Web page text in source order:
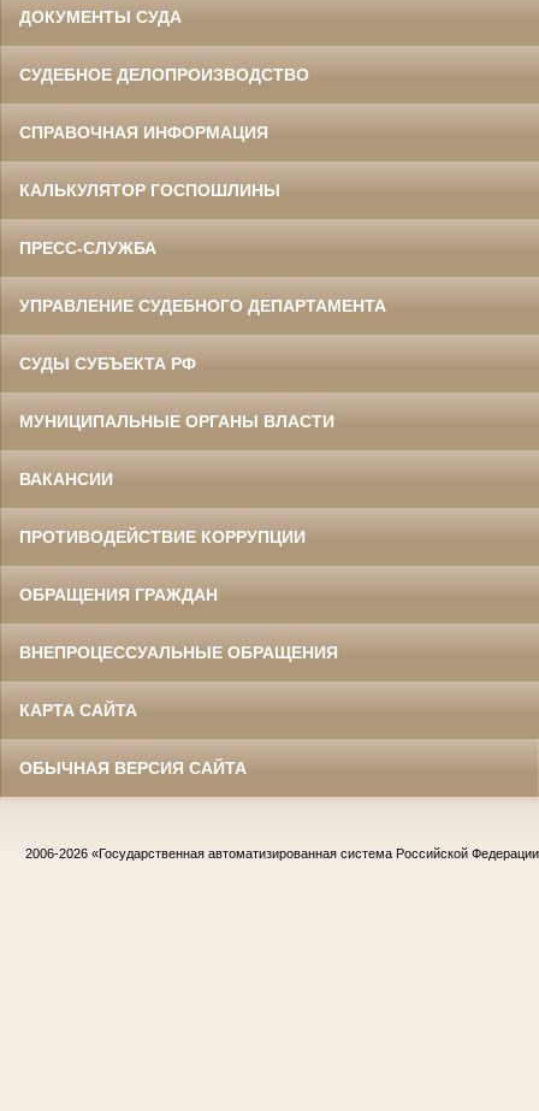
ДОКУМЕНТЫ СУДА
СУДЕБНОЕ ДЕЛОПРОИЗВОДСТВО
СПРАВОЧНАЯ ИНФОРМАЦИЯ
КАЛЬКУЛЯТОР ГОСПОШЛИНЫ
ПРЕСС-СЛУЖБА
УПРАВЛЕНИЕ СУДЕБНОГО ДЕПАРТАМЕНТА
СУДЫ СУБЪЕКТА РФ
МУНИЦИПАЛЬНЫЕ ОРГАНЫ ВЛАСТИ
ВАКАНСИИ
ПРОТИВОДЕЙСТВИЕ КОРРУПЦИИ
ОБРАЩЕНИЯ ГРАЖДАН
ВНЕПРОЦЕССУАЛЬНЫЕ ОБРАЩЕНИЯ
КАРТА САЙТА
ОБЫЧНАЯ ВЕРСИЯ САЙТА
2006-2026 «Государственная автоматизированная система Российской